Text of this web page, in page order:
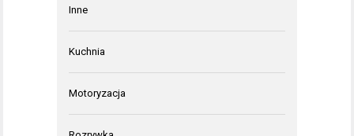
Inne
Kuchnia
Motoryzacja